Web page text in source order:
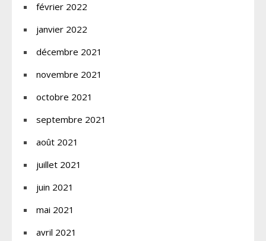
février 2022
janvier 2022
décembre 2021
novembre 2021
octobre 2021
septembre 2021
août 2021
juillet 2021
juin 2021
mai 2021
avril 2021